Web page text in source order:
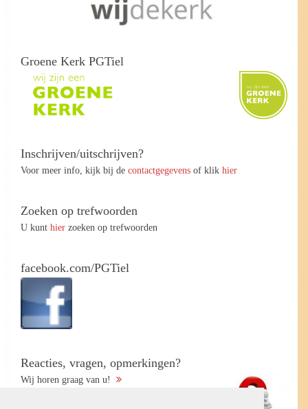
Groene Kerk PGTiel
Inschrijven/uitschrijven?
Voor meer info, kijk bij de contactgegevens of klik hier
Zoeken op trefwoorden
U kunt hier zoeken op trefwoorden
facebook.com/PGTiel
Reacties, vragen, opmerkingen?
Wij horen graag van u!